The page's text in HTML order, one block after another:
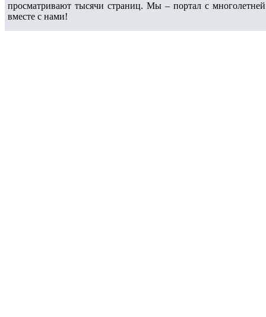
просматривают тысячи страниц. Мы – портал с
вместе с нами!